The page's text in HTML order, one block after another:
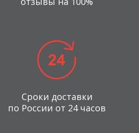
Сроки доставки
по России от 24 часов